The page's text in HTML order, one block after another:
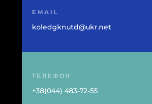
EMAIL
koledgknutd@ukr.net
ТЕЛЕФОН
+38(044) 483-72-55